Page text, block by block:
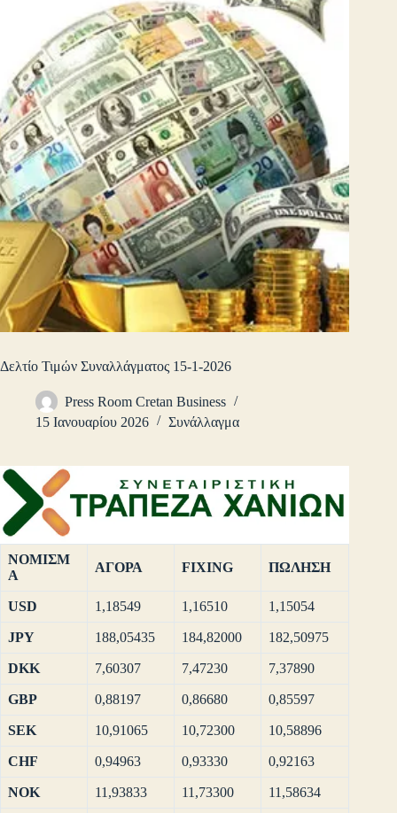
Δελτίο Τιμών Συναλλάγματος 15-1-2026
Press Room Cretan Business
15 Ιανουαρίου 2026
Συνάλλαγμα
ΝΟΜΙΣΜ
Α
ΑΓΟΡΑ FIXING ΠΩΛΗΣΗ
USD 1,18549 1,16510 1,15054
JPY 188,05435 184,82000 182,50975
DKK 7,60307 7,47230 7,37890
GBP 0,88197 0,86680 0,85597
SEK 10,91065 10,72300 10,58896
CHF 0,94963 0,93330 0,92163
NOK 11,93833 11,73300 11,58634